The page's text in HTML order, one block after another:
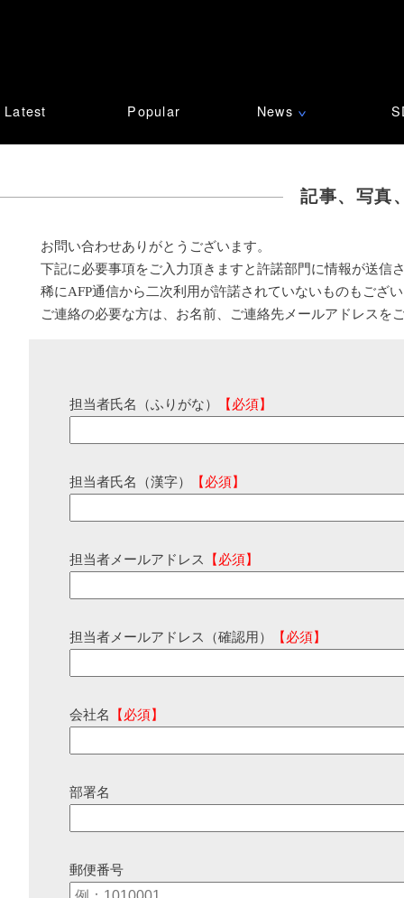
Latest Popular News ∨
記事、写真
お問い合わせありがとうございます。
下記に必要事項をご入力頂きますと許諾部門に情報が送信
稀にAFP通信から二次利用が許諾されていないものもござ
ご連絡の必要な方は、お名前、ご連絡先メールアドレスを
担当者氏名（ふりがな） 【必須】
担当者氏名（漢字） 【必須】
担当者メールアドレス 【必須】
担当者メールアドレス（確認用） 【必須】
会社名 【必須】
部署名
郵便番号